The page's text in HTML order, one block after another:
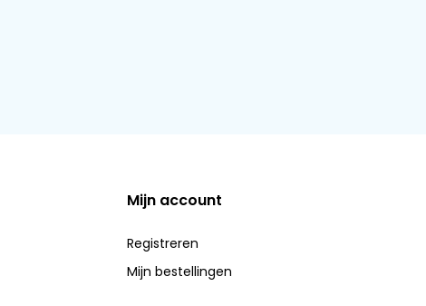
Mijn account
Registreren
Mijn bestellingen